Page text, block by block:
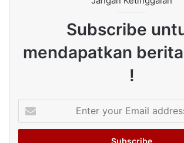
Subscribe
mendapatkan
!
your
Email